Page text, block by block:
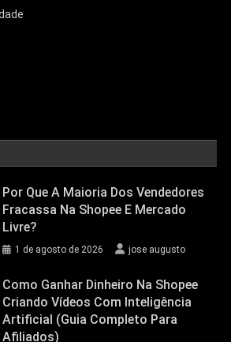
Por Que A Maioria Dos Vendedores
Fracassa Na Shopee E Mercado
Livre?
1 de agosto de 2026 jose augusto
Como Ganhar Dinheiro Na Shopee
Criando Vídeos Com Inteligência
Artificial (Guia Completo Para
Afiliados)